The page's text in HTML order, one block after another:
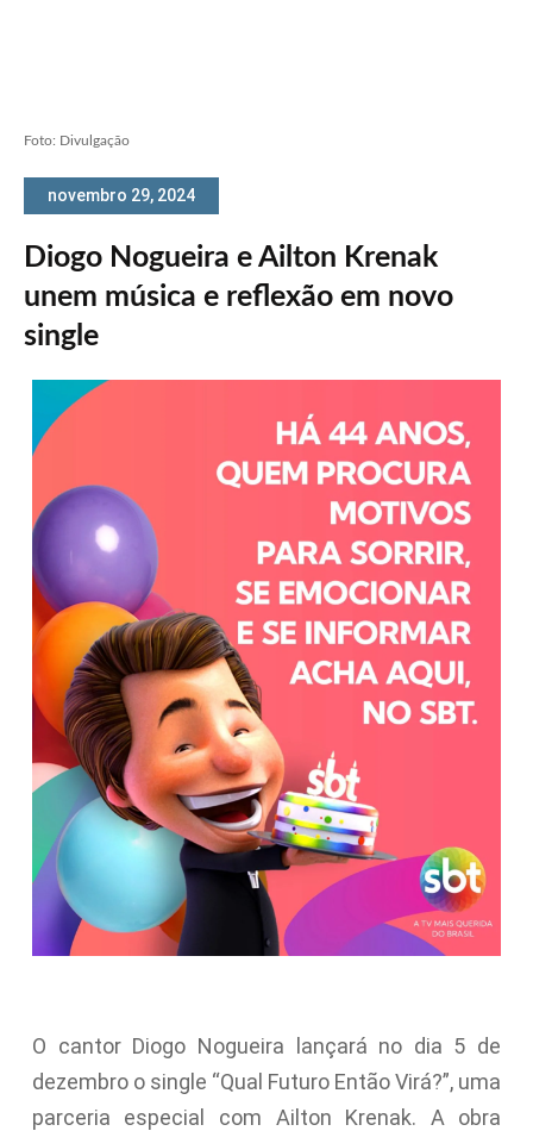
Foto: Divulgação
novembro 29, 2024
Diogo Nogueira e Ailton Krenak
unem música e reflexão em novo
single
O cantor Diogo Nogueira lançará no dia 5 de
dezembro o single “Qual Futuro Então Virá?”, uma
parceria especial com Ailton Krenak. A obra